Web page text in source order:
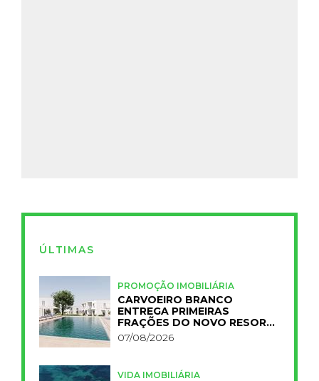
ÚLTIMAS
PROMOÇÃO IMOBILIÁRIA
CARVOEIRO BRANCO
ENTREGA PRIMEIRAS
FRAÇÕES DO NOVO RESORT
PRIMELIFE
07/08/2026
VIDA IMOBILIÁRIA